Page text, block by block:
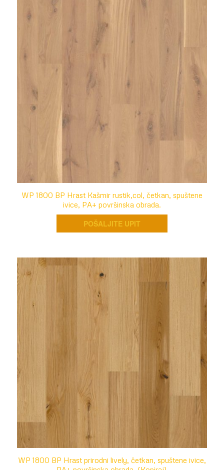
WP 1800 BP Hrast Kašmir rustik,col, četkan, spuštene
ivice, PA+ površinska obrada.
POŠALJITE UPIT
WP 1800 BP Hrast prirodni lively, četkan, spuštene ivice,